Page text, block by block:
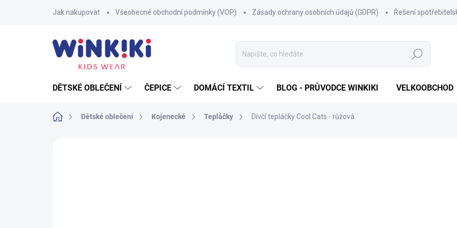
Jak nakupovat Všeobecné obchodní podmínky (VOP) Zásady ochrany osobních údajů (GDPR) Řešení
Hledat
DĚTSKÉ OBLEČENÍ ČEPICE DOMÁCÍ TEXTIL BLOG - PRŮVODCE WINKIKI VELKOOBCHOD
Domů Dětské oblečení Kojenecké Tepláčky Dívčí tepláčky Cool Cats - růžová